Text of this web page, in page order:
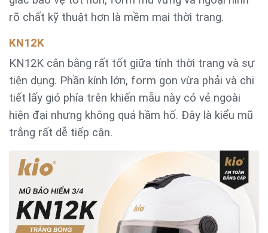
rõ chất kỹ thuật hơn là mềm mại thời trang.
KN12K
KN12K cân bằng rất tốt giữa tính thời trang và sự
tiện dụng. Phần kính lớn, form gọn vừa phải và chi
tiết lấy gió phía trên khiến mẫu này có vẻ ngoài
hiện đại nhưng không quá hầm hố. Đây là kiểu mũ
trắng rất dễ tiếp cận.